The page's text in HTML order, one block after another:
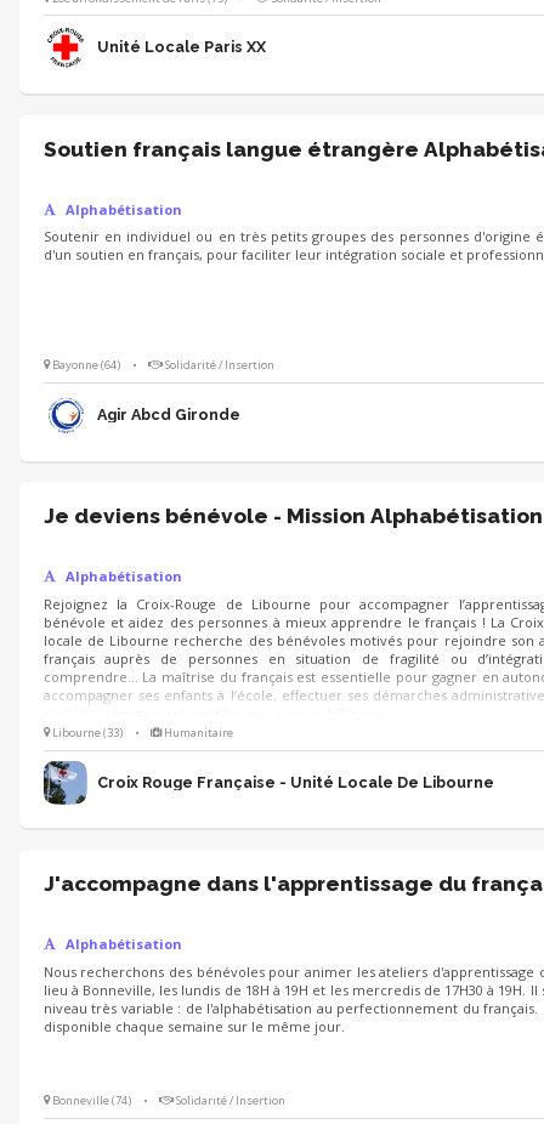
Unité Locale Paris XX
Soutien français langue
Alphabétisation
Soutenir en individuel ou en très petits groupes des personnes d'origine
d'un soutien en français, pour faciliter leur intégration sociale et
Bayonne (64) • Solidarité / Insertion
Agir Abcd Gironde
Je deviens bénévole - Mission Alphabétisation
Alphabétisation
Rejoignez la Croix-Rouge de Libourne pour accompagner
bénévole et aidez des personnes à mieux apprendre le français ! La
locale de Libourne recherche des bénévoles motivés pour rejoindre son
français auprès de personnes en situation de fragilité ou
comprendre… La maîtrise du français est essentielle pour gagner en
accompagner ses enfants à l’école, effectuer ses démarches
Libourne (33) • Humanitaire
Croix Rouge Française - Unité Locale De Libourne
J'accompagne dans l'apprentissage du
Alphabétisation
Nous recherchons des bénévoles pour animer les ateliers d'apprentissage
lieu à Bonneville, les lundis de 18H à 19H et les mercredis de 17H30 à 19H.
niveau très variable : de l'alphabétisation au perfectionnement du
disponible chaque semaine sur le même jour.
Bonneville (74) • Solidarité / Insertion